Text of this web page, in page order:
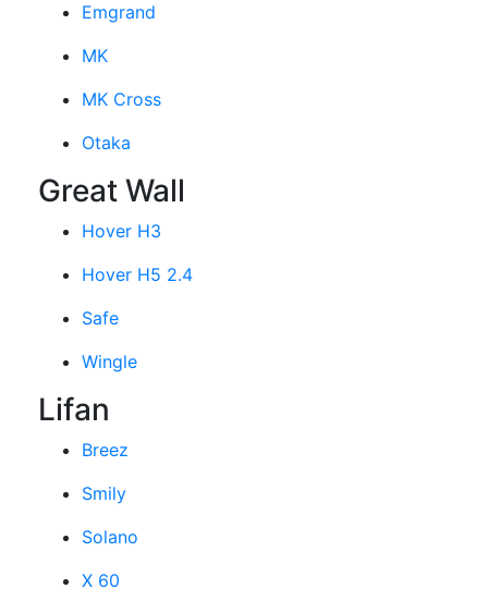
Emgrand
MK
MK Cross
Otaka
Great Wall
Hover H3
Hover H5 2.4
Safe
Wingle
Lifan
Breez
Smily
Solano
X 60